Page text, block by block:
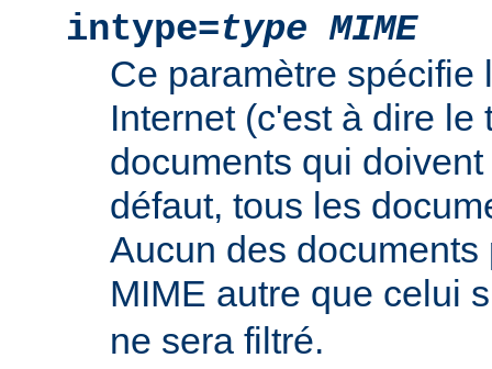
intype=type MIME
Ce paramètre spécifie
Internet (c'est à dire le
documents qui
défaut, tous les
Aucun des
MIME autre que celui
ne sera filtré.